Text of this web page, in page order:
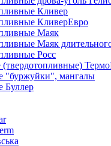
Кливер
КливерЕвро
Маяк
Маяк
Росс
"буржуйки", мангалы
Буллер